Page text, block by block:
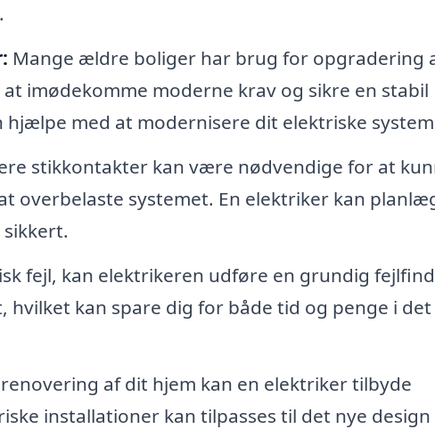
Mange ældre boliger har brug for opgradering
imødekomme moderne krav og sikre en stabil
med at modernisere dit elektriske
stikkontakter kan være nødvendige for at
overbelaste systemet. En elektriker kan
fejl, kan elektrikeren udføre en grundig
kan spare dig for både tid og penge i det
af dit hjem kan en elektriker tilbyde
installationer kan tilpasses til det nye design